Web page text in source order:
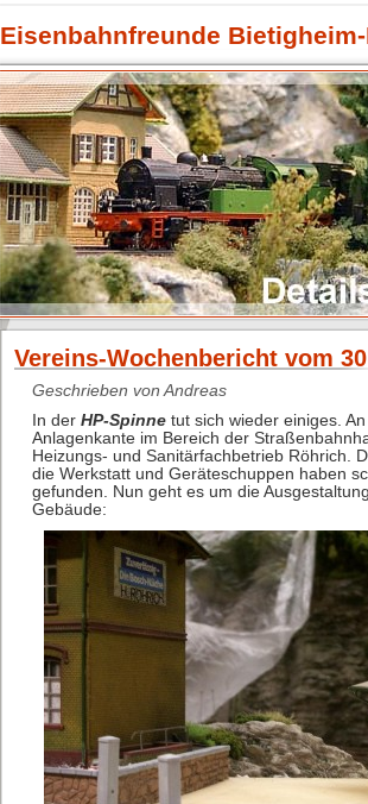
Eisenbahnfreunde
Vereins-Wochenbericht vom
Geschrieben von Andreas
In der HP-Spinnetut sich wieder einiges.
Anlagenkante im Bereich der
Heizungs- und Sanitärfachbetrieb Röhrich.
die Werkstatt und Geräteschuppen haben
gefunden. Nun geht es um die
Gebäude: